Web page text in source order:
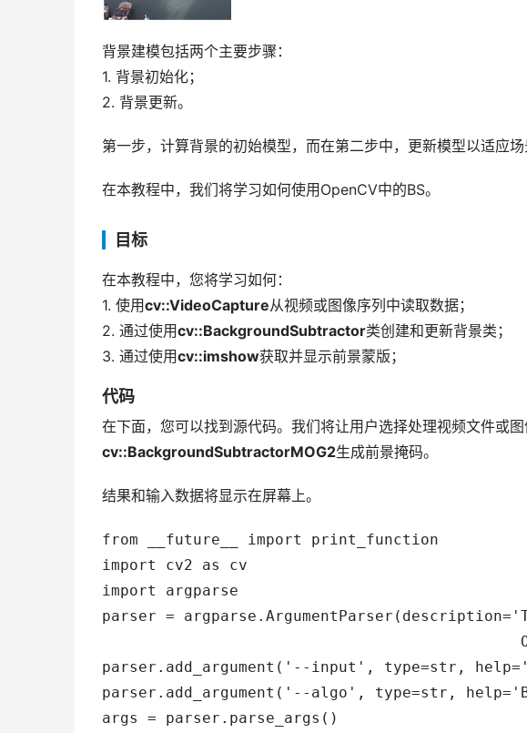
背景建模包括两个主要步骤：
1. 背景初始化；
2. 背景更新。
第一步，计算背景的初始模型，而在第二步中，更新模型以适应场
在本教程中，我们将学习如何使用OpenCV中的BS。
目标
在本教程中，您将学习如何：
1. 使用cv::VideoCapture从视频或图像序列中读取数据；
2. 通过使用cv::BackgroundSubtractor类创建和更新背景类；
3. 通过使用cv::imshow获取并显示前景蒙版；
代码
在下面，您可以找到源代码。我们将让用户选择处理视频文件或
cv::BackgroundSubtractorMOG2生成前景掩码。
结果和输入数据将显示在屏幕上。
from __future__ import print_function
import cv2 as cv
import argparse
parser =
parser.add_argument('--input', type=str,
parser.add_argument('--algo', type=str,
args = parser.parse_args()